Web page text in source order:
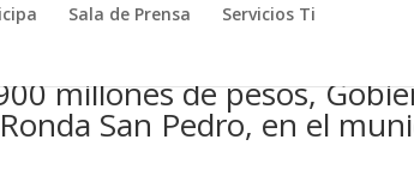
Sala de Prensa Servicios Ti
millones de pesos,
San Pedro, en el